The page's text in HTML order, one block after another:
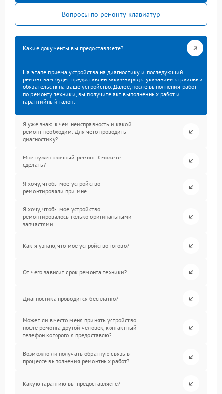
Вопросы по ремонту клавиатур
Какие документы вы предоставляете?
На этапе приема устройства на диагностику и последующий
ремонт вам будет предоставлен заказ-наряд с указанием страховых
обязательств на ваше устройство. Далее, после выполнения работ
по ремонту техники, вы получите акт выполненных работ и
гарантийный талон.
Я уже знаю в чем неисправность и какой
ремонт необходим. Для чего проводить
диагностику?
Мне нужен срочный ремонт. Сможете
сделать?
Я хочу, чтобы мое устройство
ремонтировали при мне.
Я хочу, чтобы мое устройство
ремонтировалось только оригинальными
запчастями.
Как я узнаю, что мое устройство готово?
От чего зависит срок ремонта техники?
Диагностика проводится бесплатно?
Может ли вместо меня принять устройство
после ремонта другой человек, контактный
телефон которого я предоставлю?
Возможно ли получать обратную связь в
процессе выполнения ремонтных работ?
Какую гарантию вы предоставляете?